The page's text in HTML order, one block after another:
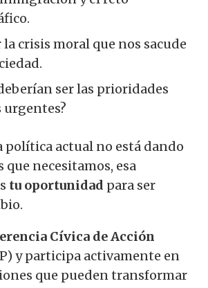
crisis moral que nos sacude
ser las prioridades
política actual no está dando
que necesitamos, esa
tu oportunidad para ser
Cívica de Acción
y participa activamente en
que pueden transformar